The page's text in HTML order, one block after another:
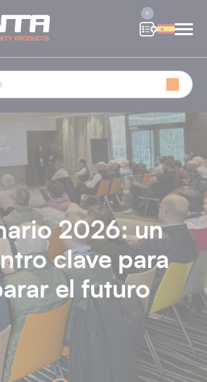
0
2026: un
clave para
el futuro